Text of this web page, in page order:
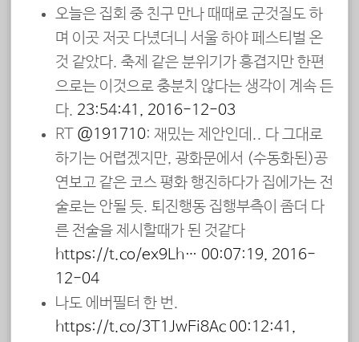
오늘은 집회 중 친구 만나 때때로 군것질도 하
며 이곳 저곳 다녔더니 서울 하야 페스티벌 온
것 같았다. 축제 같은 분위기가 흥겹지만 한편
으로는 이것으로 충분치 않다는 생각이 계속 든
다. 23:54:41, 2016-12-03
RT @191710: 재밌는 제안인데.. 다 그대로
하기는 어렵겠지만, 광화문에서 (수동화된)공
연보고 같은 코스 평화 행진하다가 집에가는 전
술로는 안될 듯. 퇴진행동 집행부측이 좀더 다
른 전술을 제시할때가 된 것같다
https://t.co/ex9Lh… 00:07:19, 2016-
12-04
나도 에버필터 한 번.
https://t.co/3T1JwEi8Ac 00:12:41,